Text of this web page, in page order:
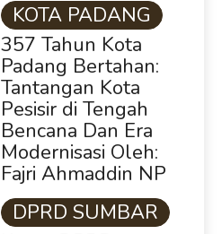
KOTA PADANG
357 Tahun Kota
Padang Bertahan:
Tantangan Kota
Pesisir di Tengah
Bencana Dan Era
Modernisasi Oleh:
Fajri Ahmaddin NP
DPRD SUMBAR